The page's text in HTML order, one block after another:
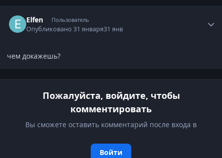
Elfen Пользователь
Опубликовано31 января31 янв
чем докажешь?
Пожалуйста, войдите, чтобы
комментировать
Вы сможете оставить комментарий после входа в
Войти